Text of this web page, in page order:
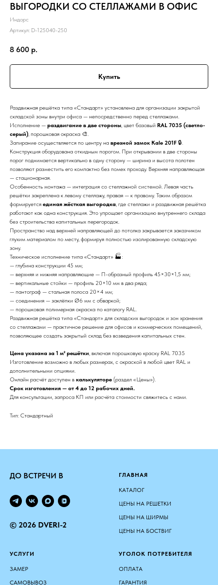
ВЫГОРОДКИ СО СТЕЛЛАЖАМИ В ОФИС
Индорс
Артикул: D-125040-250
8 600 р.
Купить
Раздвижная решётка типа «Стандарт» установлена для организации закрытой
складской зоны внутри офиса — непосредственно перед стеллажами.
Исполнение — раздвигание в две стороны, цвет базовый RAL 7035 (светло-
серый), порошковая окраска 🎨.
Запирание осуществляется по центру на врезной замок Kale 201F 🔒.
Конструкция оборудована откидным порогом. При открывании в две стороны
порог поднимается вертикально в одну сторону — ширина и высота полотен
позволяют разместить его компактно без помех проходу. Верхняя направляющая
— стационарная.
Особенность монтажа — интеграция со стеллажной системой. Левая часть
решётки закреплена к левому стеллажу, правая — к правому. Таким образом
формируется единая жёсткая выгородка, где стеллажи и раздвижная решётка
работают как одна конструкция. Это упрощает организацию внутреннего склада
без строительства капитальных перегородок.
Пространство над верхней направляющей до потолка закрывается заказчиком
глухим материалом по месту, формируя полностью изолированную складскую
зону.
Техническое исполнение типа «Стандарт» 🏭:
— глубина конструкции 45 мм;
— верхняя и нижняя направляющие — П-образный профиль 45×30×1,5 мм;
— вертикальные стойки — профиль 20×10 мм в два ряда;
— пантограф — стальная полоса 20×4 мм;
— соединения — заклёпки Ø6 мм с обваркой;
— порошковая полимерная окраска по каталогу RAL.
Раздвижная решётка типа «Стандарт» для складских выгородок и зон хранения
со стеллажами — практичное решение для офисов и коммерческих помещений,
позволяющее создать закрытый склад без возведения капитальных стен.
Цена указана за 1 м² решётки, включая порошковую краску RAL 7035
Изготовление возможно в любых размерах, с окраской в любой цвет RAL и
дополнительными опциями.
Онлайн расчёт доступен в калькуляторе (раздел «Цены»).
Срок изготовления — от 4 до 12 рабочих дней.
Для консультации, запроса КП или расчёта стоимости свяжитесь с нами.
Тип: Стандартный
ДО ВСТРЕЧИ В
© 2026 DVERI-2
ГЛАВНАЯ
КАТАЛОГ
ЦЕНЫ НА РЕШЕТКИ
ЦЕНЫ НА ШИРМЫ
ЦЕНЫ НА БОСТВИГ
УСЛУГИ
ЗАМЕР
САМОВЫВОЗ
УГОЛОК ПОТРЕБИТЕЛЯ
ОПЛАТА
ГАРАНТИЯ